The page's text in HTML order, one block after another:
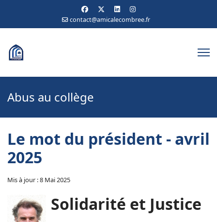
contact@amicalecombree.fr
Abus au collège
Le mot du président - avril
2025
Mis à jour : 8 Mai 2025
Solidarité et Justice